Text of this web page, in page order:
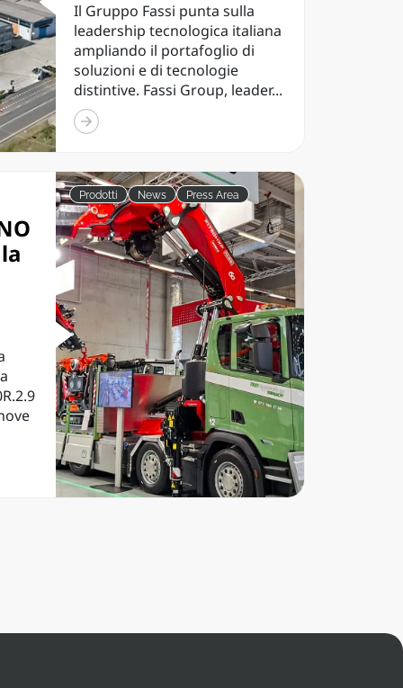
Il Gruppo Fassi punta sulla
leadership tecnologica italiana
ampliando il portafoglio di
soluzioni e di tecnologie
distintive. Fassi Group, leader...
Prodotti News Press Area